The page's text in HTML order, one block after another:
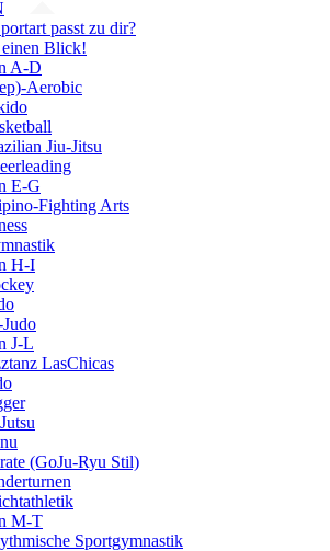
passt zu dir?
Blick!
A-D
Aerobic
Jiu-Jitsu
E-G
Fighting Arts
H-I
J-L
LasChicas
(GoJu-Ryu Stil)
M-T
Sportgymnastik